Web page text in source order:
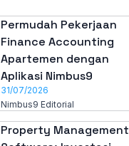
Permudah Pekerjaan
Finance Accounting
Apartemen dengan
Aplikasi Nimbus9
31/07/2026
Nimbus9 Editorial
Property Management